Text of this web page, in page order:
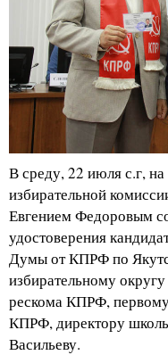
В среду, 22 июля с.г,
избирательной
Евгением Федоровым
удостоверения
Думы от КПРФ по
избирательному
рескома КПРФ,
КПРФ, директору
Васильеву.